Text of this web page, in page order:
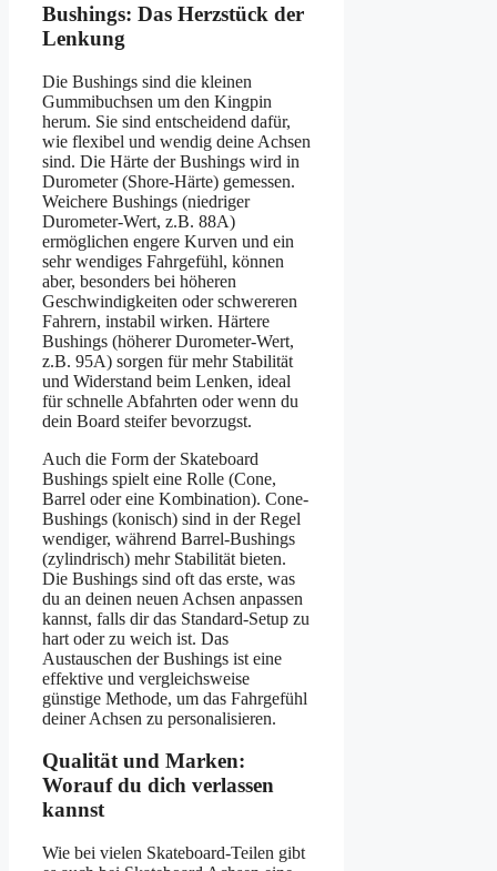
Bushings: Das Herzstück der
Lenkung
Die Bushings sind die kleinen
Gummibuchsen um den Kingpin
herum. Sie sind entscheidend dafür,
wie flexibel und wendig deine Achsen
sind. Die Härte der Bushings wird in
Durometer (Shore-Härte) gemessen.
Weichere Bushings (niedriger
Durometer-Wert, z.B. 88A)
ermöglichen engere Kurven und ein
sehr wendiges Fahrgefühl, können
aber, besonders bei höheren
Geschwindigkeiten oder schwereren
Fahrern, instabil wirken. Härtere
Bushings (höherer Durometer-Wert,
z.B. 95A) sorgen für mehr Stabilität
und Widerstand beim Lenken, ideal
für schnelle Abfahrten oder wenn du
dein Board steifer bevorzugst.
Auch die Form der Skateboard
Bushings spielt eine Rolle (Cone,
Barrel oder eine Kombination). Cone-
Bushings (konisch) sind in der Regel
wendiger, während Barrel-Bushings
(zylindrisch) mehr Stabilität bieten.
Die Bushings sind oft das erste, was
du an deinen neuen Achsen anpassen
kannst, falls dir das Standard-Setup zu
hart oder zu weich ist. Das
Austauschen der Bushings ist eine
effektive und vergleichsweise
günstige Methode, um das Fahrgefühl
deiner Achsen zu personalisieren.
Qualität und Marken:
Worauf du dich verlassen
kannst
Wie bei vielen Skateboard-Teilen gibt